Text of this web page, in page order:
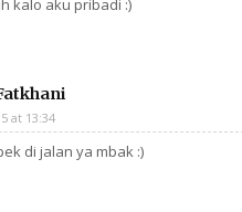
kalo aku pribadi :)
at 13:34
di jalan ya mbak :)